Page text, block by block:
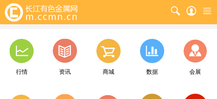
行情 资讯 商城 数据 会展